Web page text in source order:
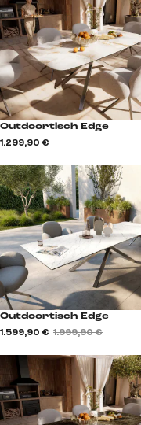
Outdoortisch Edge
1.299,90 €
Outdoortisch Edge
1.599,90 € 1.999,90 €